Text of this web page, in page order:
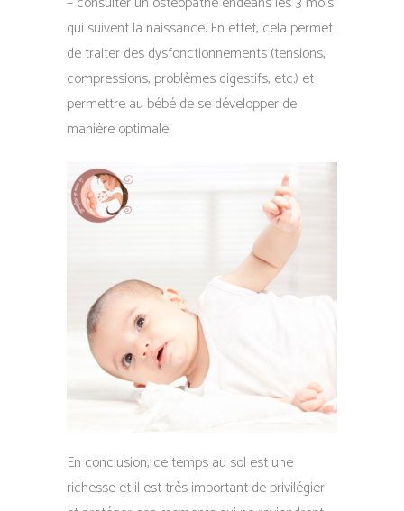
qui suivent la naissance. En effet, cela permet
de traiter des dysfonctionnements (tensions,
compressions, problèmes digestifs, etc.) et
permettre au bébé de se développer de
manière optimale.
En conclusion, ce temps au sol est une
richesse et il est très important de privilégier